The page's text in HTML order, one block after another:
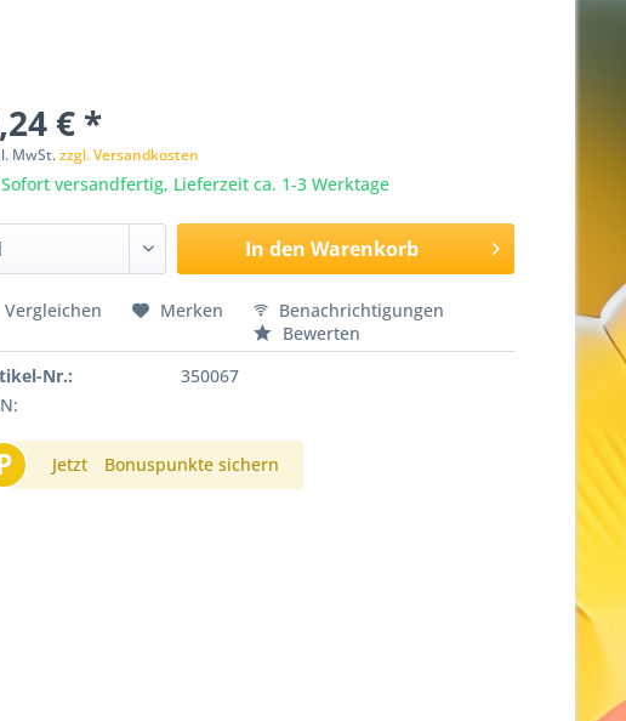
€ *
MwSt.zzgl. Versandkosten
Sofort versandfertig, Lieferzeit ca. 1-3 Werktage
In den Warenkorb
Vergleichen Merken
Benachrichtigungen
Bewerten
Nr.:
350067
Jetzt Bonuspunkte sichern